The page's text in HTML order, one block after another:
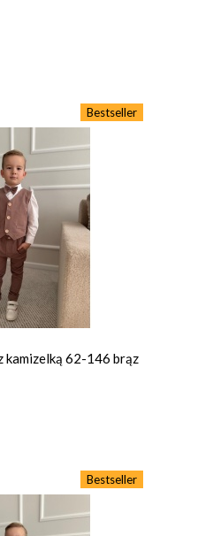
Bestseller
kamizelką 62-146 brąz
Bestseller